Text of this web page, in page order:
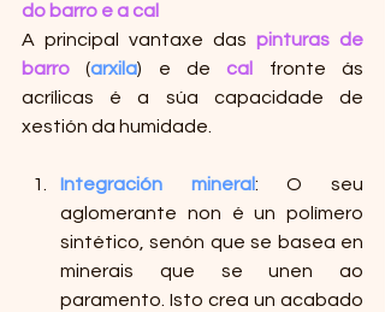
do barro e a cal
A principal vantaxe das pinturas de
barro (arxila) e de cal
fronte ás
acrílicas é a súa capacidade de
xestión da humidade.
Integración mineral: O seu
aglomerante non é un polímero
sintético, senón que se basea en
minerais que se unen ao
paramento. Isto crea un acabado